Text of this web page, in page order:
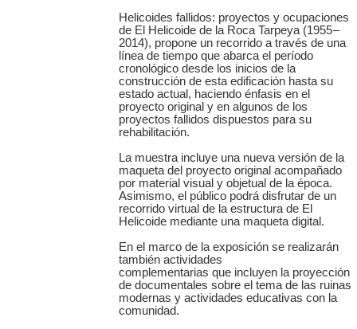
Helicoides fallidos: proyectos y ocupaciones
de El Helicoide de la Roca Tarpeya (1955 –
2014), propone un recorrido a través de una
línea de tiempo que abarca el período
cronológico desde los inicios de la
construcción de esta edificación hasta su
estado actual, haciendo énfasis en el
proyecto original y en algunos de los
proyectos fallidos dispuestos para su
rehabilitación.
La muestra incluye una nueva versión de la
maqueta del proyecto original acompañado
por material visual y objetual de la época.
Asimismo, el público podrá disfrutar de un
recorrido virtual de la estructura de El
Helicoide mediante una maqueta digital.
En el marco de la exposición se realizarán
también actividades
complementarias que incluyen la proyección
de documentales sobre el tema de las ruinas
modernas y actividades educativas con la
comunidad.